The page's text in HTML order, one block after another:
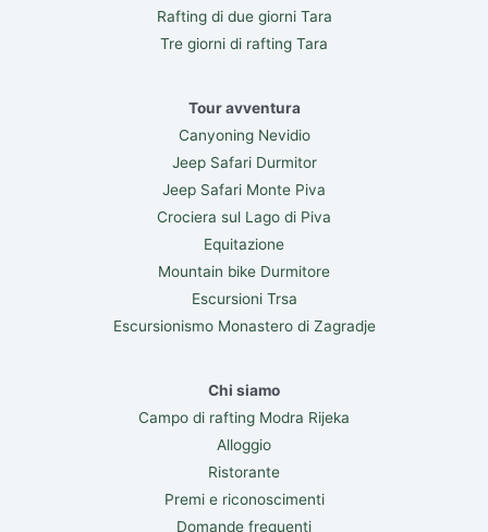
Rafting di due giorni Tara
Tre giorni di rafting Tara
Tour avventura
Canyoning Nevidio
Jeep Safari Durmitor
Jeep Safari Monte Piva
Crociera sul Lago di Piva
Equitazione
Mountain bike Durmitore
Escursioni Trsa
Escursionismo Monastero di Zagradje
Chi siamo
Campo di rafting Modra Rijeka
Alloggio
Ristorante
Premi e riconoscimenti
Domande frequenti